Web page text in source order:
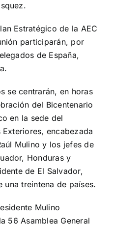
Estratégico de la AEC
participarán, por
de España,
se centrarán, en horas
del Bicentenario
en la sede del
encabezada
Mulino y los jefes de
Honduras y
de El Salvador,
una treintena de países.
Mulino
56 Asamblea General